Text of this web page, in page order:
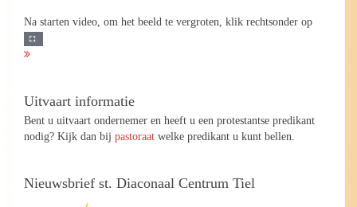
Na starten video, om het beeld te vergroten, klik rechtsonder op
Uitvaart informatie
Bent u uitvaart ondernemer en heeft u een protestantse predikant
nodig? Kijk dan bij pastoraat welke predikant u kunt bellen.
Nieuwsbrief st. Diaconaal Centrum Tiel